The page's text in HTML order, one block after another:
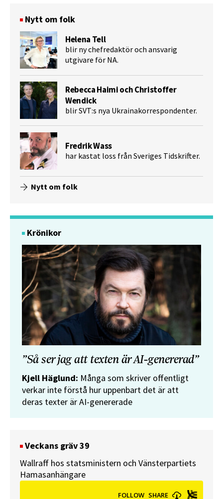
Nytt om folk
Helena Tell
blir ny chefredaktör och ansvarig
utgivare för NA.
Rebecca Haimi och Christoffer
Wendick
blir SVT:s nya Ukrainakorrespondenter.
Fredrik Wass
har kastat loss från Sveriges Tidskrifter.
Nytt om folk
Krönikor
”Så ser jag att texten är AI-genererad”
Kjell Häglund: Många som skriver offentligt
verkar inte förstå hur uppenbart det är att
deras texter är AI-genererade
Veckans gräv 39
Wallraff hos statsministern och Vänsterpartiets
Hamasanhängare